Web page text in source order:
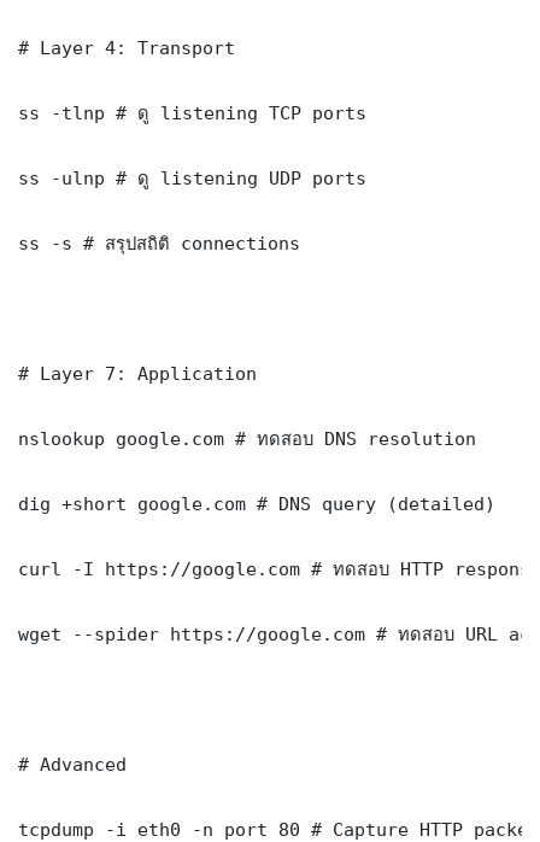
# Layer 4: Transport
ss -tlnp # ดู listening TCP ports
ss -ulnp # ดู listening UDP ports
ss -s # สรุปสถิติ connections
# Layer 7: Application
nslookup google.com # ทดสอบ DNS resolution
dig +short google.com # DNS query (detailed)
curl -I https://google.com # ทดสอบ HTTP
wget --spider https://google.com # ทดสอบ URL
# Advanced
tcpdump -i eth0 -n port 80 # Capture HTTP